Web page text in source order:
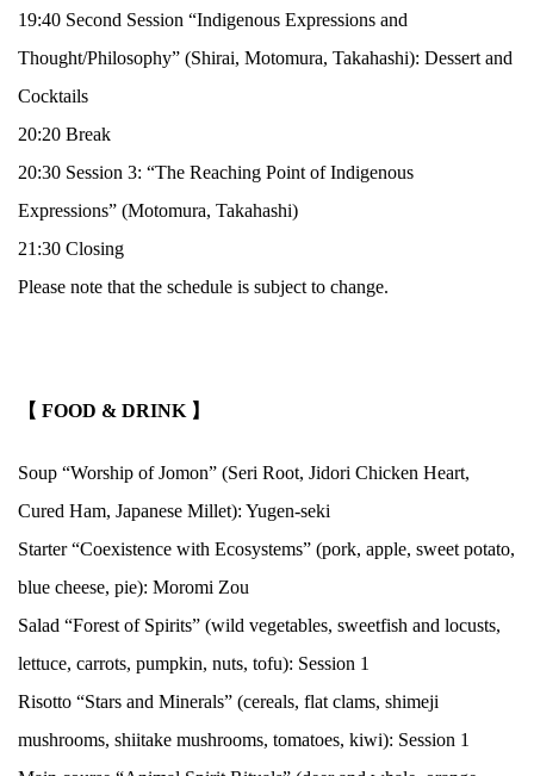
19:40 Second Session “Indigenous Expressions and
Thought/Philosophy” (Shirai, Motomura, Takahashi): Dessert and
Cocktails
20:20 Break
20:30 Session 3: “The Reaching Point of Indigenous
Expressions” (Motomura, Takahashi)
21:30 Closing
Please note that the schedule is subject to change.
【 FOOD & DRINK 】
Soup “Worship of Jomon” (Seri Root, Jidori Chicken Heart,
Cured Ham, Japanese Millet): Yugen-seki
Starter “Coexistence with Ecosystems” (pork, apple, sweet potato,
blue cheese, pie): Moromi Zou
Salad “Forest of Spirits” (wild vegetables, sweetfish and locusts,
lettuce, carrots, pumpkin, nuts, tofu): Session 1
Risotto “Stars and Minerals” (cereals, flat clams, shimeji
mushrooms, shiitake mushrooms, tomatoes, kiwi): Session 1